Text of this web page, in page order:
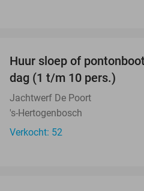
Huur sloep of
dag (1 t/m 10 pers.)
Jachtwerf De Poort
's-Hertogenbosch
Verkocht: 52